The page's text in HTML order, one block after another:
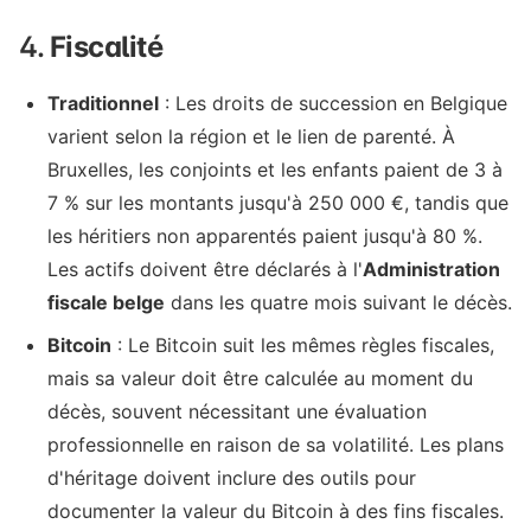
4. Fiscalité
Traditionnel : Les droits de succession en Belgique
varient selon la région et le lien de parenté. À
Bruxelles, les conjoints et les enfants paient de 3 à
7 % sur les montants jusqu'à 250 000 €, tandis que
les héritiers non apparentés paient jusqu'à 80 %.
Les actifs doivent être déclarés à l'Administration
fiscale belge dans les quatre mois suivant le décès.
Bitcoin : Le Bitcoin suit les mêmes règles fiscales,
mais sa valeur doit être calculée au moment du
décès, souvent nécessitant une évaluation
professionnelle en raison de sa volatilité. Les plans
d'héritage doivent inclure des outils pour
documenter la valeur du Bitcoin à des fins fiscales.